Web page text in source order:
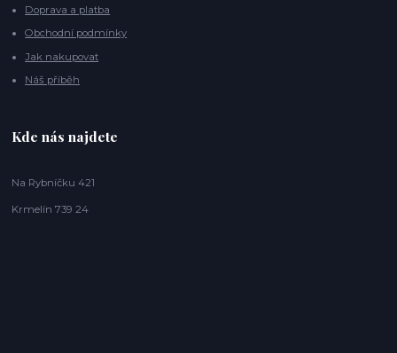
Doprava a platba
Obchodní podmínky
Jak nakupovat
Náš příběh
Kde nás najdete
Na Rybníčku 421
Krmelín 739 24